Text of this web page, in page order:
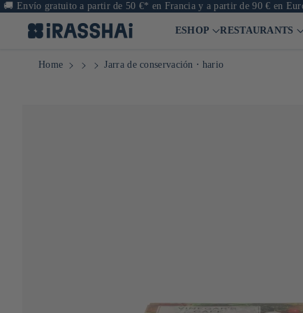
gratuito a partir de 50 €* en Francia y a partir de 90 € en Europa
ESHOP RESTAURANTS
Home Jarra de conservación ⋅ hario